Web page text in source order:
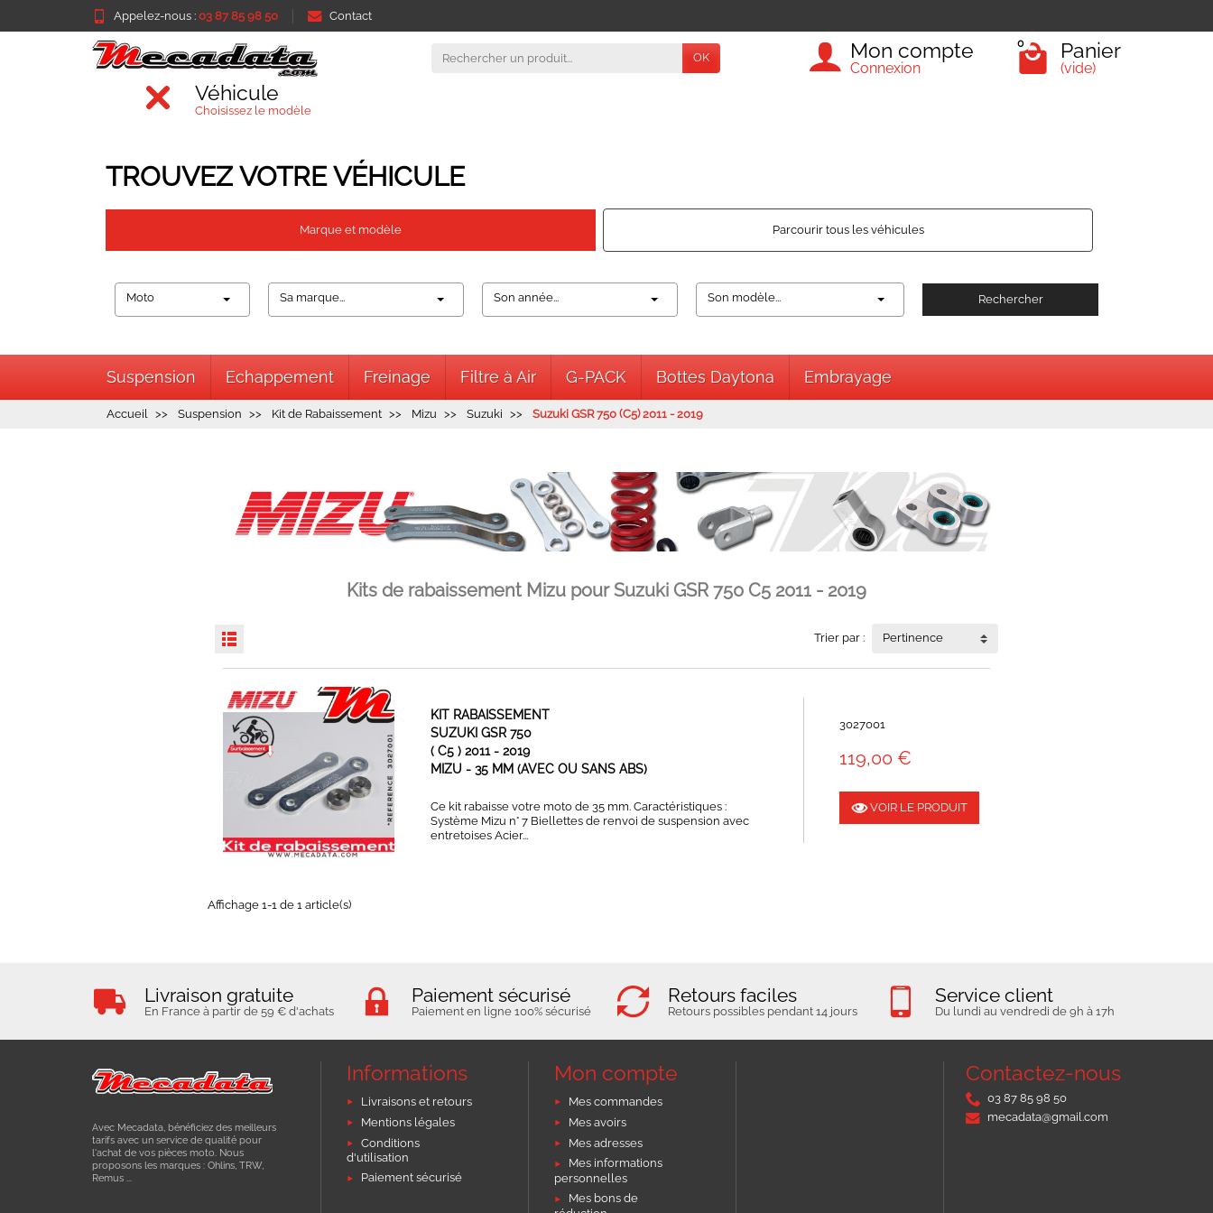
Appelez-nous : 03 87 85 98 50 Contact
OK Mon compte
Connexion
0 Panier
(vide)
Véhicule
Choisissez le modèle
TROUVEZ VOTRE VÉHICULE
Marque et modèle Parcourir tous les véhicules
Moto Sa marque... Son année... Son modèle... Rechercher
Suspension Echappement Freinage Filtre à Air G-PACK Bottes Daytona Embrayage
Accueil Suspension Kit de Rabaissement Mizu Suzuki Suzuki GSR 750 (C5) 2011 - 2019
Kits de rabaissement Mizu pour Suzuki GSR 750 C5 2011 - 2019
Trier par : Pertinence
KIT RABAISSEMENT
SUZUKI GSR 750
( C5 ) 2011 - 2019
MIZU - 35 MM (AVEC OU SANS ABS)
Ce kit rabaisse votre moto de 35 mm. Caractéristiques :
Système Mizu n° 7 Biellettes de renvoi de suspension avec
entretoises Acier...
3027001
119,00 €
VOIR LE PRODUIT
Affichage 1-1 de 1 article(s)
Livraison gratuite
En France à partir de 59 € d'achats
Paiement sécurisé
Paiement en ligne 100% sécurisé
Retours faciles
Retours possibles pendant 14 jours
Service client
Du lundi au vendredi de 9h à 17h
Avec Mecadata, bénéficiez des meilleurs
tarifs avec un service de qualité pour
l'achat de vos pièces moto. Nous
proposons les marques : Ohlins, TRW,
Remus ...
Informations
Livraisons et retours
Mentions légales
Conditions
d'utilisation
Paiement sécurisé
Mon compte
Mes commandes
Mes avoirs
Mes adresses
Mes informations
personnelles
Mes bons de
Contactez-nous
03 87 85 98 50
mecadata@gmail.com